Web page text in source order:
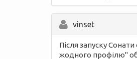
vinset
Після запуску
жодного профілю"